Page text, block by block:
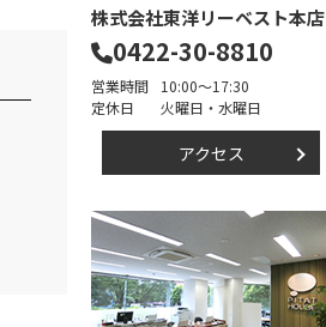
株式会社東洋リーベスト本店
0422-30-8810
営業時間
10:00～17:30
定休日
火曜日・水曜日
アクセス